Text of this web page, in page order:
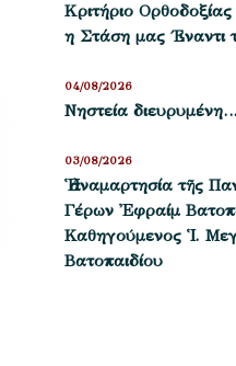
Kριτήριο
η Στάση μας ΄Εναντι
Νηστεία
04/08/2026
Ἡ ἀναμαρτησία τῆς
Γέρων Ἐφραίμ
Καθηγούμενος Ἱ.
Βατοπαιδίου
03/08/2026